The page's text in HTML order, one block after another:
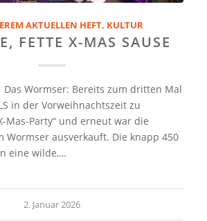
AKTUELLEN HEFT, KULTUR
FETTE X-MAS SAUSE
Das Wormser: Bereits zum dritten Mal
in der Vorweihnachtszeit zu
Mas-Party“ und erneut war die
Wormser ausverkauft. Die knapp 450
eine wilde,…
2. Januar 2026